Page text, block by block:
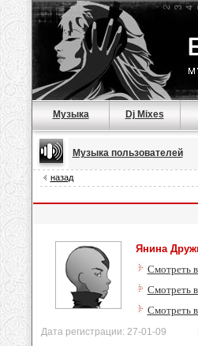
Музыка Dj Mixes
Музыка пользователей
назад
Янина
Смотреть
Смотреть
Смотреть
Дата регистрации: 27-01-09